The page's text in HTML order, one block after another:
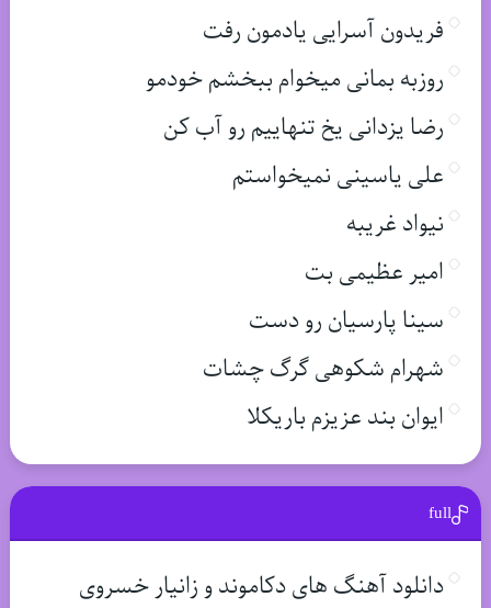
فریدون آسرایی یادمون رفت
روزبه بمانی میخوام ببخشم خودمو
رضا یزدانی یخ تنهاییم رو آب کن
علی یاسینی نمیخواستم
نیواد غریبه
امیر عظیمی بت
سینا پارسیان رو دست
شهرام شکوهی گرگ چشات
ایوان بند عزیزم باریکلا
full
دانلود آهنگ های دکاموند و زانیار خسروی